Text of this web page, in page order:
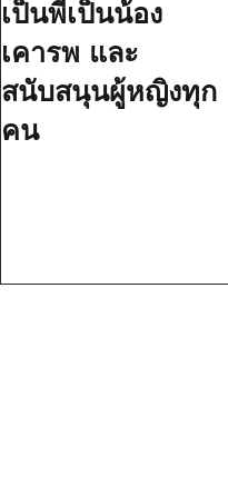
เป็นพี่เป็นน้อง
เคารพ และ
สนับสนุนผู้หญิงทุก
คน